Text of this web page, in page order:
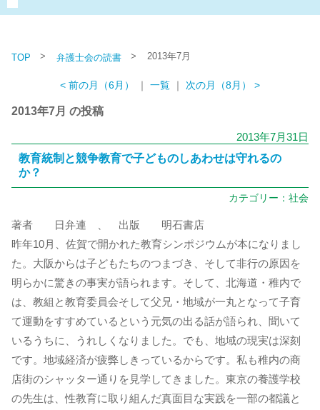
TOP > 弁護士会の読書 > 2013年7月
< 前の月（6月） ｜ 一覧 ｜ 次の月（8月） >
2013年7月 の投稿
2013年7月31日
教育統制と競争教育で子どものしあわせは守れるの
か？
カテゴリー： 社会
著者 日弁連 、 出版 明石書店
昨年10月、佐賀で開かれた教育シンポジウムが本になりまし
た。大阪からは子どもたちのつまづき、そして非行の原因を
明らかに驚きの事実が語られます。そして、北海道・稚内で
は、教組と教育委員会そして父兄・地域が一丸となって子育
て運動をすすめているという元気の出る話が語られ、聞いて
いるうちに、うれしくなりました。でも、地域の現実は深刻
です。地域経済が疲弊しきっているからです。私も稚内の商
店街のシャッター通りを見学してきました。東京の養護学校
の先生は、性教育に取り組んだ真面目な実践を一部の都議と